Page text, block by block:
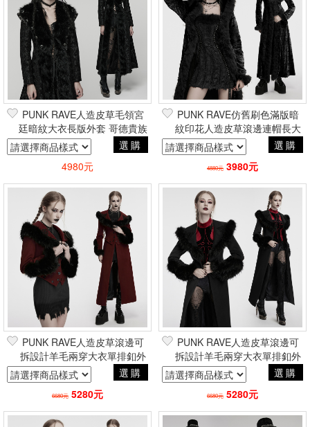
PUNK RAVE人造皮草毛領宮
廷暗紋大衣長版外套 哥德貴族
巴洛克暗黑吸血鬼選購
4980元
PUNK RAVE仿舊刷色滿版暗
紋印花人造皮草滾邊連帽長大
衣外套 哥德貴族巴洛克暗黑吸
血鬼
選購
4880元 3980元
PUNK RAVE人造皮草滾邊可
拆設計羊毛兩穿大衣單排釦外
套 紅 哥德貴族凡爾賽帥氣軍
裝風
選購
6680元 5280元
PUNK RAVE人造皮草滾邊可
拆設計羊毛兩穿大衣單排釦外
套 黑 哥德貴族凡爾賽帥氣軍
裝風
選購
6680元 5280元